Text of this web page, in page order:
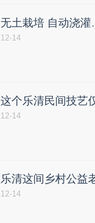
无土栽培 自动浇
12-14
这个乐清民间技艺
12-14
乐清这间乡村公益
12-14